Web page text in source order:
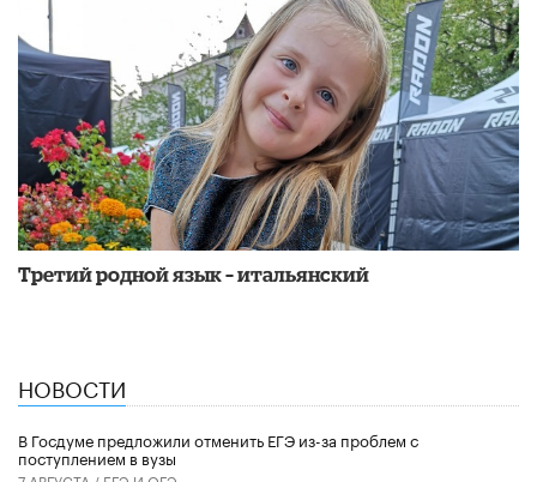
Третий родной язык – итальянский
НОВОСТИ
В Госдуме предложили отменить ЕГЭ из-за проблем с
поступлением в вузы